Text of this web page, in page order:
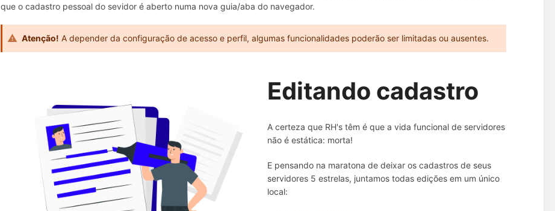
que o cadastro pessoal do sevidor é aberto numa nova guia/aba do navegador.
Atenção! A depender da configuração de acesso e perfil, algumas funcionalidades poderão ser limitadas ou ausentes.
Editando cadastro
A certeza que RH's têm é que a vida funcional de servidores
não é estática: morta!
E pensando na maratona de deixar os cadastros de seus
servidores 5 estrelas, juntamos todas edições em um único
local: